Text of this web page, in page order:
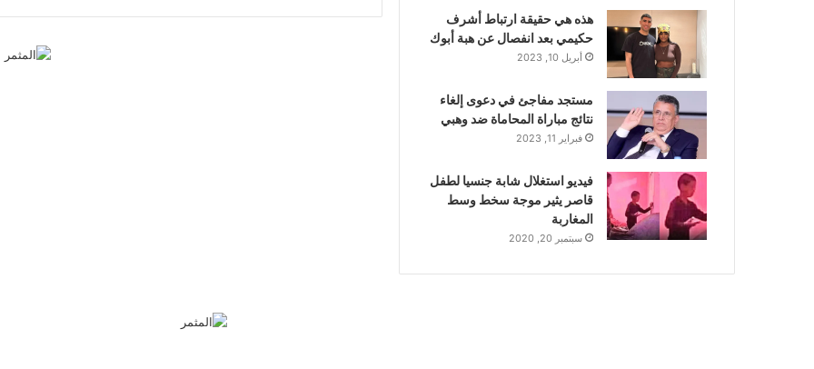
هذه هي حقيقة ارتباط أشرف
حكيمي بعد انفصال عن هبة أبوك
أبريل 10, 2023
مستجد مفاجئ في دعوى إلغاء
نتائج مباراة المحاماة ضد وهبي
فبراير 11, 2023
فيديو استغلال شابة جنسيا لطفل
قاصر يثير موجة سخط وسط
المغاربة
سبتمبر 20, 2020